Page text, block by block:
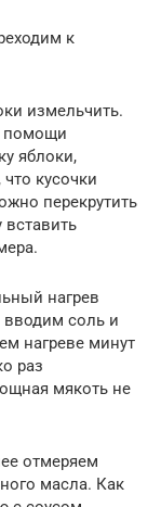
к
измельчить.
помощи
яблоки,
кусочки
перекрутить
нагрев
соль и
нагреве минут
раз
мякоть не
отмеряем
масла. Как